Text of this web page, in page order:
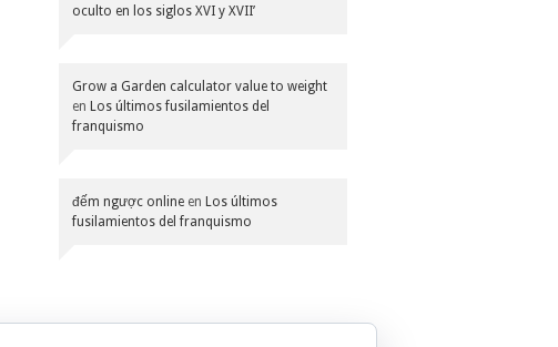
oculto en los siglos XVI y XVII’
Grow a Garden calculator value to weight
en Los últimos fusilamientos del
franquismo
đếm ngược online en Los últimos
fusilamientos del franquismo